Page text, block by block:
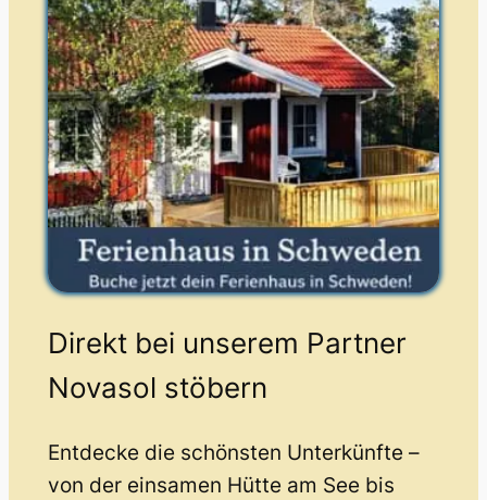
Direkt bei unserem Partner
Novasol stöbern
Entdecke die schönsten Unterkünfte –
von der einsamen Hütte am See bis